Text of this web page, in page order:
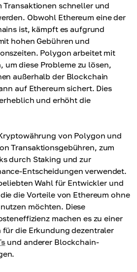
Transaktionen schneller und
Obwohl Ethereum eine der
ist, kämpft es aufgrund
hohen Gebühren und
Polygon arbeitet mit
um diese Probleme zu lösen,
außerhalb der Blockchain
auf Ethereum sichert. Dies
und erhöht die
von Polygon und
Transaktionsgebühren, zum
durch Staking und zur
Entscheidungen verwendet.
Wahl für Entwickler und
die Vorteile von Ethereum ohne
möchten. Diese
machen es zu einer
die Erkundung dezentraler
und anderer Blockchain-